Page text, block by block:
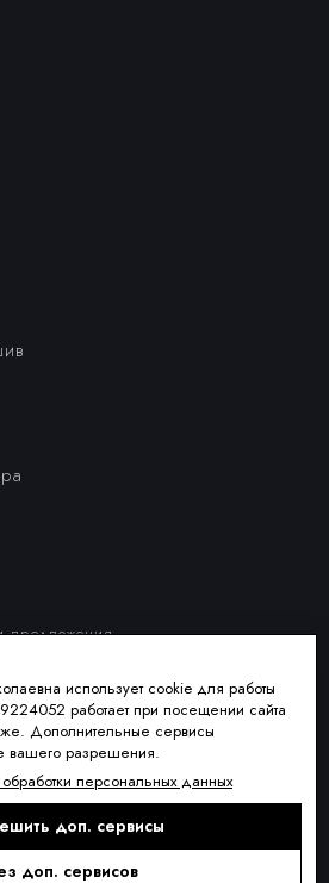
предложения
ПЕРСОНАЛЬНЫХ ДАННЫХ И
ОБРАБОТКИ ПЕРСОНАЛЬНЫХ
Подписаться
использует cookie для работы
работает при посещении сайта
Дополнительные сервисы
вашего разрешения.
персональных данных
доп. сервисы
доп. сервисов